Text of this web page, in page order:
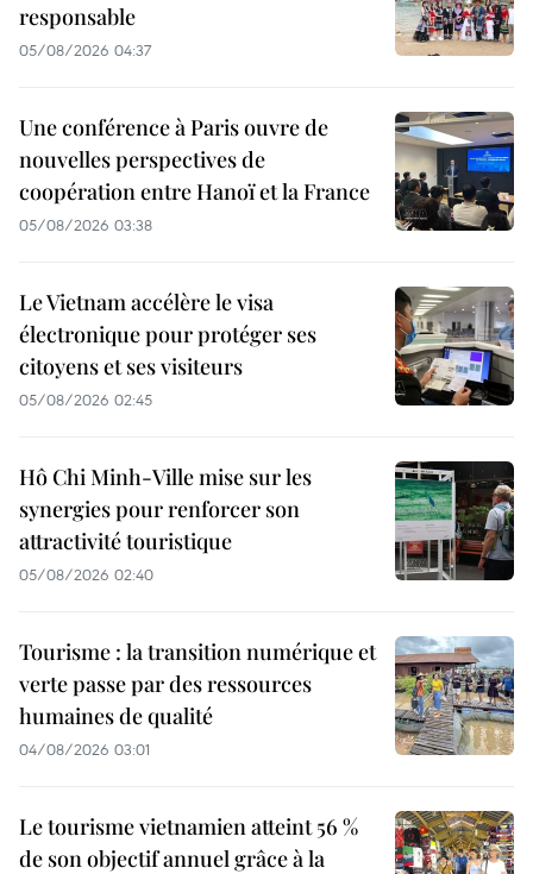
responsable
05/08/2026 04:37
Une conférence à Paris ouvre de
nouvelles perspectives de
coopération entre Hanoï et la France
05/08/2026 03:38
Le Vietnam accélère le visa
électronique pour protéger ses
citoyens et ses visiteurs
05/08/2026 02:45
Hô Chi Minh-Ville mise sur les
synergies pour renforcer son
attractivité touristique
05/08/2026 02:40
Tourisme : la transition numérique et
verte passe par des ressources
humaines de qualité
04/08/2026 03:01
Le tourisme vietnamien atteint 56 %
de son objectif annuel grâce à la